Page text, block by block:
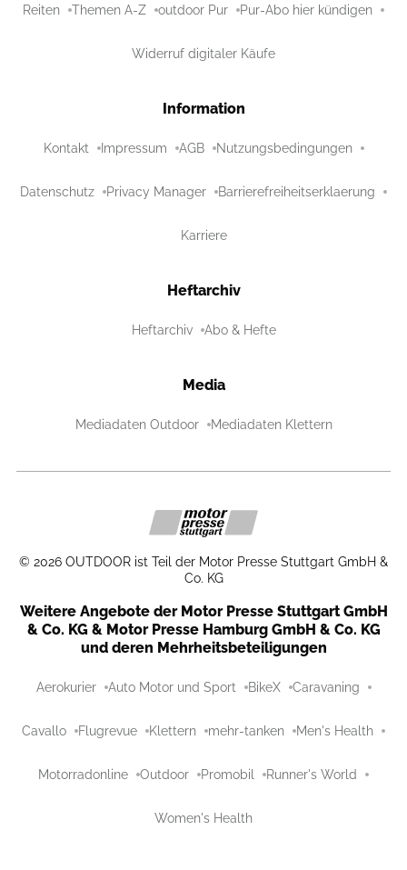
Reiten Themen A-Z outdoor Pur Pur-Abo hier kündigen
Widerruf digitaler Käufe
Information
Kontakt Impressum AGB Nutzungsbedingungen
Datenschutz Privacy Manager Barrierefreiheitserklaerung
Karriere
Heftarchiv
Heftarchiv Abo & Hefte
Media
Mediadaten Outdoor Mediadaten Klettern
© 2026 OUTDOOR ist Teil der Motor Presse Stuttgart GmbH &
Co. KG
Weitere Angebote der Motor Presse Stuttgart GmbH
& Co. KG & Motor Presse Hamburg GmbH & Co. KG
und deren Mehrheitsbeteiligungen
Aerokurier Auto Motor und Sport BikeX Caravaning
Cavallo Flugrevue Klettern mehr-tanken Men's Health
Motorradonline Outdoor Promobil Runner's World
Women's Health